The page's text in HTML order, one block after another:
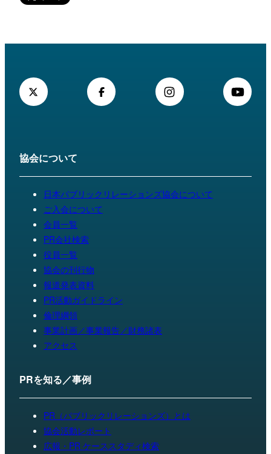
協会について
日本パブリックリレーションズ協会について
ご入会について
会員一覧
PR会社検索
役員一覧
協会の刊行物
報道発表資料
PR活動ガイドライン
倫理綱領
事業計画／事業報告／財務諸表
アクセス
PRを知る／事例
PR（パブリックリレーションズ）とは
協会活動レポート
広報・PR ケーススタディ検索